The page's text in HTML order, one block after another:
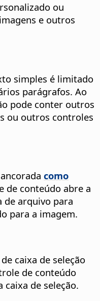
ou
e outros
simples é limitado
parágrafos. Ao
pode conter outros
ou outros controles
como
de conteúdo abre a
de arquivo para
para a imagem.
caixa de seleção
de conteúdo
de seleção.